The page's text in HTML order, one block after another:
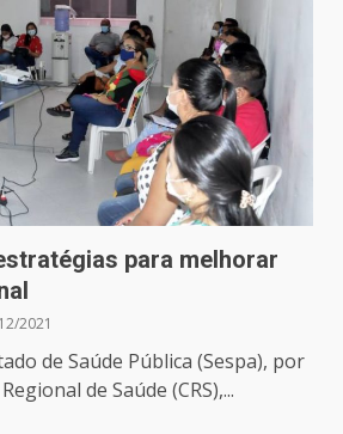
para melhorar
2021
de Saúde Pública (Sespa), por
de Saúde (CRS),...